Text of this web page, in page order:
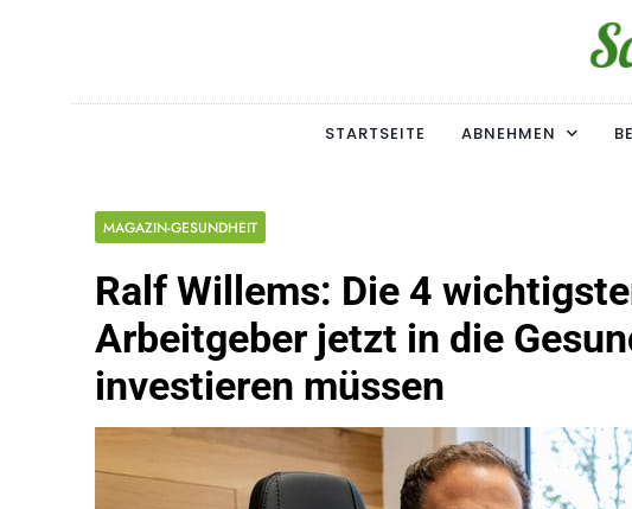
Schlanke-
MAGERSUCHT. BULIMIE.
STARTSEITE
ABNEHMEN
MAGAZIN-GESUNDHEIT
Ralf Willems: Die 4
Arbeitgeber jetzt in die
investieren müssen